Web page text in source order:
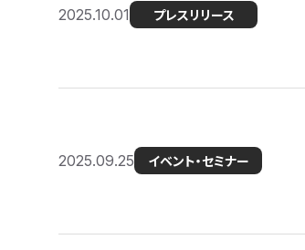
2025.10.01 プレスリリース
2025.09.25 イベント・セミナー